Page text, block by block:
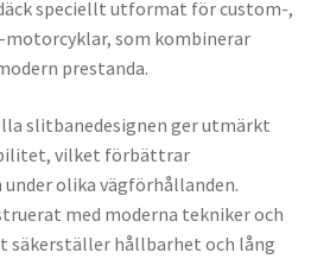
speciellt utformat för custom-,
som kombinerar
prestanda.
slitbanedesignen ger utmärkt
vilket förbättrar
olika vägförhållanden.
med moderna tekniker och
säkerställer hållbarhet och lång